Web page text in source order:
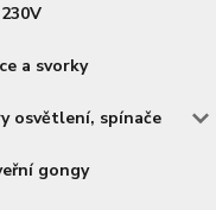
a svorky
osvětlení, spínače
gongy